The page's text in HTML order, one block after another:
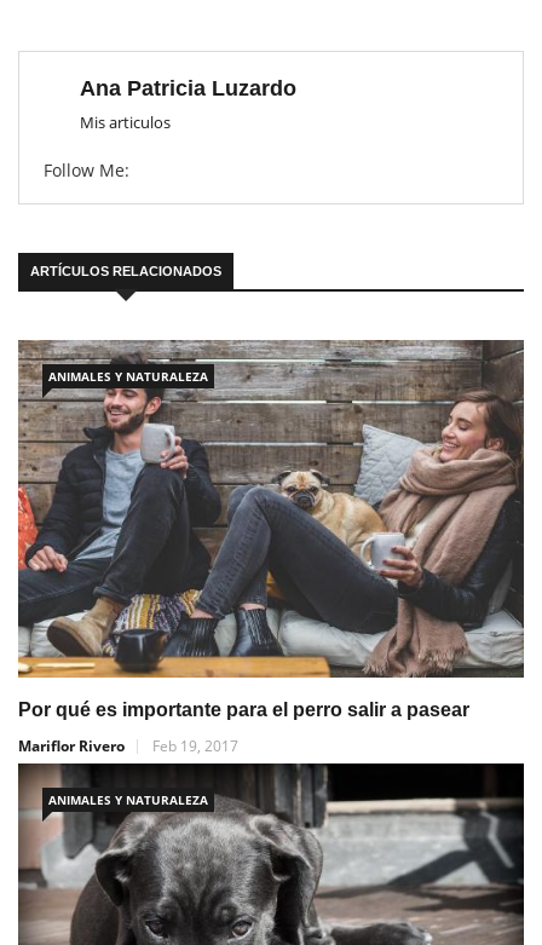
Ana Patricia Luzardo
Mis articulos
Follow Me:
ARTÍCULOS RELACIONADOS
ANIMALES Y NATURALEZA
Por qué es importante para el perro salir a pasear
Mariflor Rivero
Feb 19, 2017
ANIMALES Y NATURALEZA